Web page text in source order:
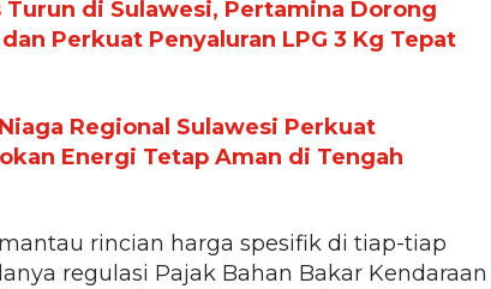
Turun di Sulawesi, Pertamina Dorong
Perkuat Penyaluran LPG 3 Kg Tepat
Regional Sulawesi Perkuat
Energi Tetap Aman di Tengah
rincian harga spesifik di tiap-tiap
regulasi Pajak Bahan Bakar Kendaraan